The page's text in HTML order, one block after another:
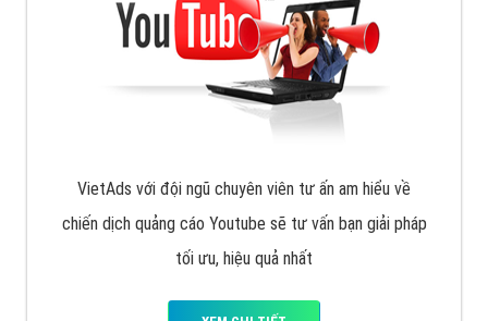
VietAds với đội ngũ chuyên viên tư ấn am hiểu về
chiến dịch quảng cáo Youtube sẽ tư vấn bạn giải pháp
tối ưu, hiệu quả nhất